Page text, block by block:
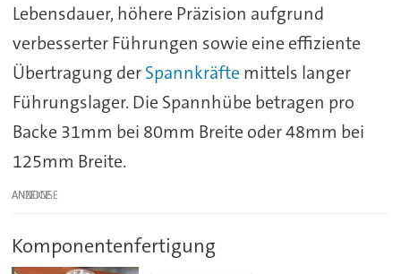
Lebensdauer, höhere Präzision aufgrund
verbesserter Führungen sowie eine effiziente
Übertragung derSpannkräfte mittels langer
Führungslager. Die Spannhübe betragen pro
Backe 31mm bei 80mm Breite oder 48mm bei
125mm Breite.
ANZEIGE
Komponentenfertigung